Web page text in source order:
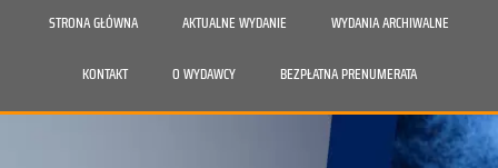
STRONA GŁÓWNA AKTUALNE WYDANIE WYDANIA ARCHIWALNE
KONTAKT O WYDAWCY BEZPŁATNA PRENUMERATA